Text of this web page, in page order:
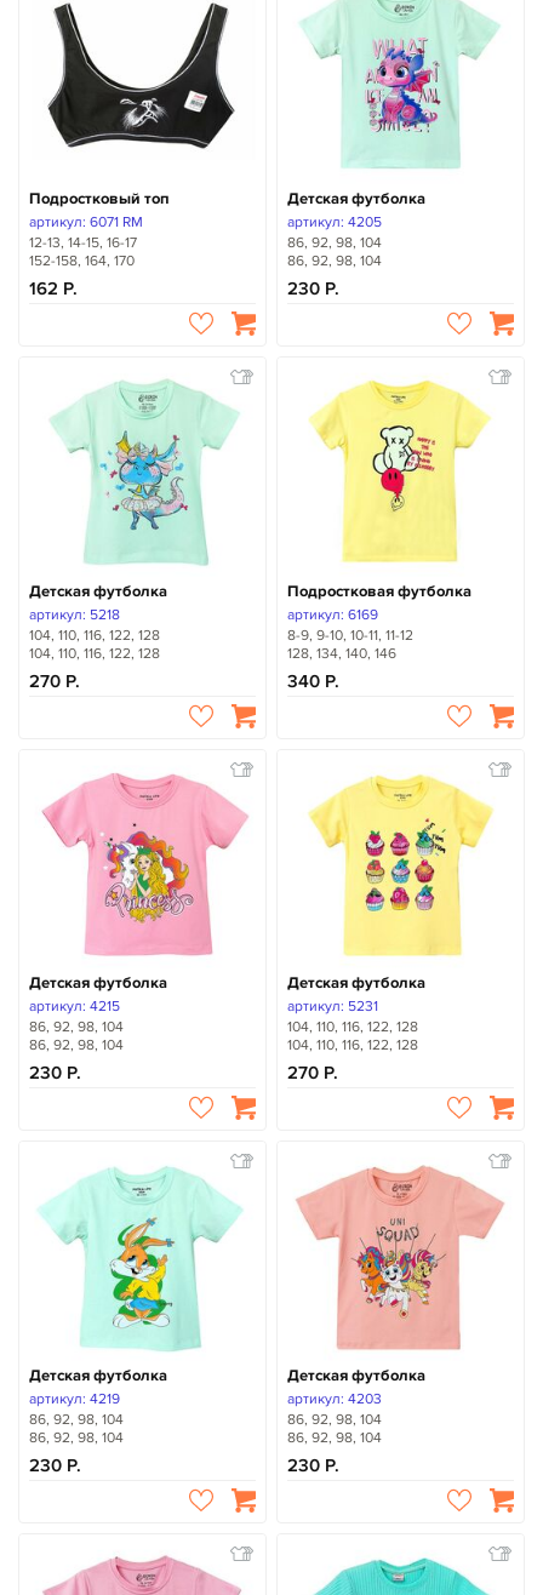
Подростковый топ
артикул: 6071 RM
12-13, 14-15, 16-17
152-158, 164, 170
162
Детская футболка
артикул: 4205
86, 92, 98, 104
86, 92, 98, 104
230
Детская футболка
артикул: 5218
104, 110, 116, 122, 128
104, 110, 116, 122, 128
270
Подростковая футболка
артикул: 6169
8-9, 9-10, 10-11, 11-12
128, 134, 140, 146
340
Детская футболка
артикул: 4215
86, 92, 98, 104
86, 92, 98, 104
230
Детская футболка
артикул: 5231
104, 110, 116, 122, 128
104, 110, 116, 122, 128
270
Детская футболка
артикул: 4219
86, 92, 98, 104
86, 92, 98, 104
230
Детская футболка
артикул: 4203
86, 92, 98, 104
86, 92, 98, 104
230